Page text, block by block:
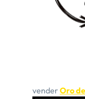
vender Oro